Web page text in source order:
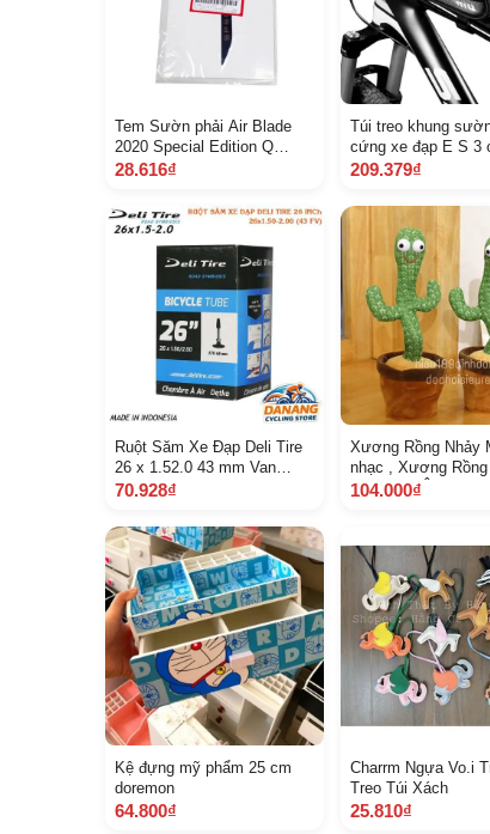
Tem Sườn phải Air Blade
2020 Special Edition Q
A86656 K 1 F V 10 Z A 80
28.616₫
Túi treo khung
cứng xe đạp E S 3
điện thoại
209.379₫
Ruột Săm Xe Đạp Deli Tire
26 x 1.52.0 43 mm Van
Pháp Van Xe Đạp
70.928₫
Xương Rồng Nhảy
nhạc , Xương Rồng
Tiếng Ghi Âm Loại
104.000₫
Kệ đựng mỹ phẩm 25 cm
doremon
64.800₫
Charrm Ngựa Vo.i
Treo Túi Xách
25.810₫